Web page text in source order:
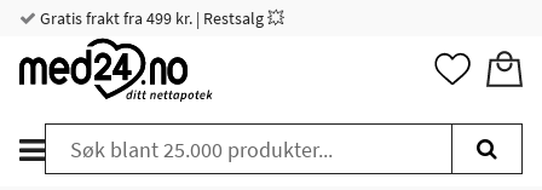
Gratis frakt fra 499 kr. | Restsalg 💥